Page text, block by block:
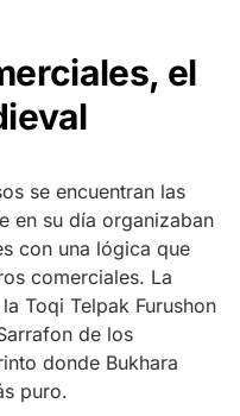
el
se encuentran las
en su día organizaban
con una lógica que
comerciales. La
Toqi Telpak Furushon
de los
donde Bukhara
puro.